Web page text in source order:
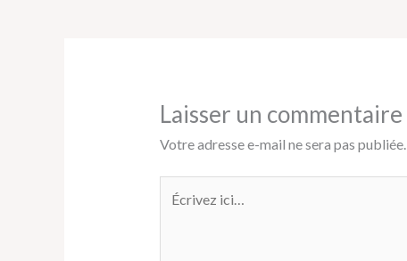
Laisser un commentaire
Votre adresse e-mail ne sera pas publiée.
ici…